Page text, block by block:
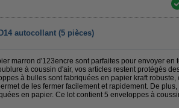
autocollant (5 pièces)
marron d'123encre sont parfaites pour envoyer en
à coussin d'air, vos articles restent protégés
à bulles sont fabriquées en papier kraft
de les fermer facilement et rapidement. De
en papier. Ce lot contient 5 enveloppes à